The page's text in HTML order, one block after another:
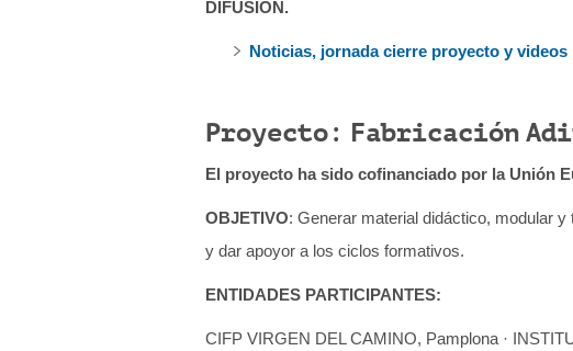
DIFUSIÓN.
Noticias, jornada cierre proyecto y
Proyecto: Fabricación
El proyecto ha sido cofinanciado por la Unión
OBJETIVO: Generar material didáctico, modular
y dar apoyor a los ciclos formativos.
ENTIDADES PARTICIPANTES:
CIFP VIRGEN DEL CAMINO, Pamplona ·